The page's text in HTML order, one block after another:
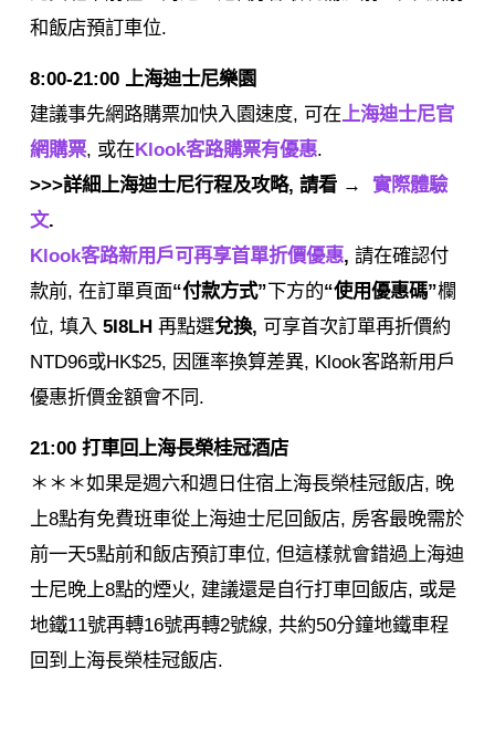
和飯店預訂車位.
8:00-21:00 上海迪士尼樂園
建議事先網路購票加快入園速度, 可在上海迪士尼官
網購票, 或在Klook客路購票有優惠.
>>>詳細上海迪士尼行程及攻略, 請看 →
實際體驗
文.
Klook客路新用戶可再享首單折價優惠, 請在確認付
款前, 在訂單頁面“付款方式”下方的“使用優惠碼”欄
位, 填入 5I8LH再點選兌換, 可享首次訂單再折價約
NTD96或HK$25, 因匯率換算差異, Klook客路新用戶
優惠折價金額會不同.
21:00 打車回上海長榮桂冠酒店
＊＊＊如果是週六和週日住宿上海長榮桂冠飯店, 晚
上8點有免費班車從上海迪士尼回飯店, 房客最晚需於
前一天5點前和飯店預訂車位, 但這樣就會錯過上海迪
士尼晚上8點的煙火, 建議還是自行打車回飯店, 或是
地鐵11號再轉16號再轉2號線, 共約50分鐘地鐵車程
回到上海長榮桂冠飯店.